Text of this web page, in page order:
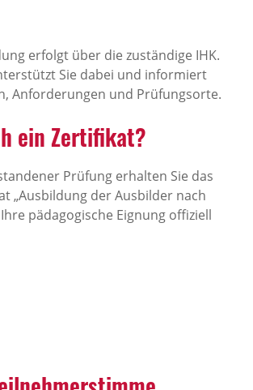
erfolgt über die zuständige IHK.
Sie dabei und informiert
Anforderungen und Prüfungsorte.
ein Zertifikat?
Prüfung erhalten Sie das
„Ausbildung der Ausbilder nach
Ihre pädagogische Eignung offiziell